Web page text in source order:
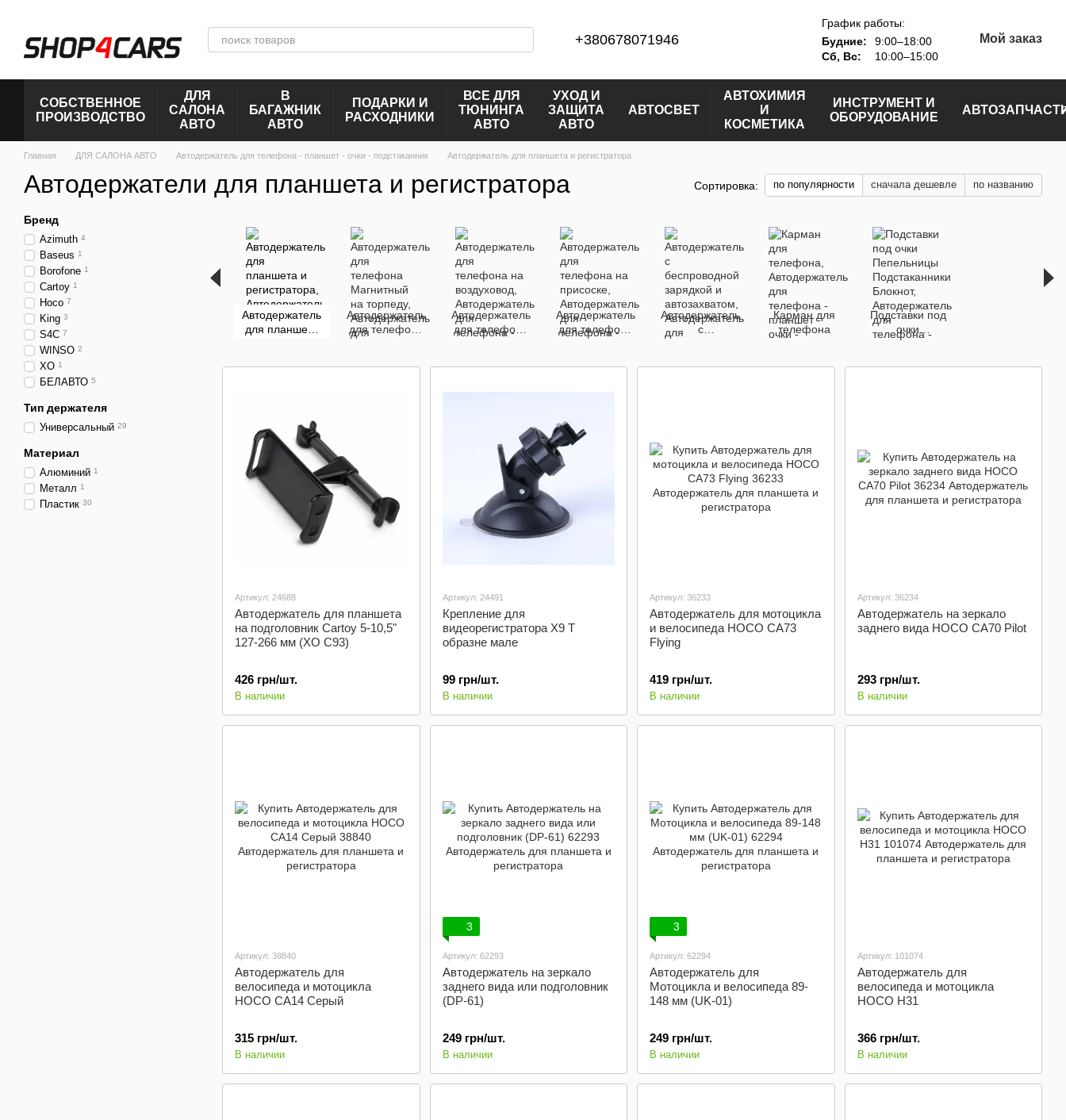
+380678071946
График работы:
Будние:
9:00–18:00
Сб, Вс:
10:00–15:00
Мой заказ
СОБСТВЕННОЕ
ПРОИЗВОДСТВО
ДЛЯ
САЛОНА
АВТО
В
БАГАЖНИК
АВТО
ПОДАРКИ И
РАСХОДНИКИ
ВСЕ ДЛЯ
ТЮНИНГА
АВТО
УХОД И
ЗАЩИТА
АВТО
АВТОСВЕТ
АВТОХИМИЯ
И
КОСМЕТИКА
ИНСТРУМЕНТ И
ОБОРУДОВАНИЕ
Главная ДЛЯ САЛОНА АВТО Автодержатель для телефона - планшет - очки - подстаканник Автодержатель для планшета и регистратора
Автодержатели для планшета и регистратора Сортировка: по популярности сначала дешевле по названию
Автодержатель
для планшета
Автодержатель
для телефона
Автодержатель
для телефона
Автодержатель
для телефона
Автодержатель
с
Карман для
телефона
Подставки под
очки
Пепельницы
Артикул: 24688
Автодержатель для планшета
на подголовник Cartoy 5-10,5"
127-266 мм (XO C93)
426 грн/шт.
В наличии
Артикул: 24491
Крепление для
видеорегистратора X9 Т
образне мале
99 грн/шт.
В наличии
Артикул: 36233
Автодержатель для мотоцикла
и велосипеда HOCO CA73
Flying
419 грн/шт.
В наличии
Артикул: 36234
Автодержатель на зеркало
заднего вида HOCO CA70 Pilot
293 грн/шт.
В наличии
Артикул: 38840
Автодержатель для
велосипеда и мотоцикла
HOCO CA14 Серый
315 грн/шт.
В наличии
3
Артикул: 62293
Автодержатель на зеркало
заднего вида или подголовник
(DP-61)
249 грн/шт.
В наличии
3
Артикул: 62294
Автодержатель для
Мотоцикла и велосипеда 89-
148 мм (UK-01)
249 грн/шт.
В наличии
Артикул: 101074
Автодержатель для
велосипеда и мотоцикла
HOCO H31
366 грн/шт.
В наличии
Бренд
Azimuth 4
Baseus 1
Borofone 1
Cartoy 1
Hoco 7
King 3
S4C 7
WINSO 2
XO 1
БЕЛАВТО 5
Тип держателя
Универсальный 29
Материал
Алюминий 1
Металл 1
Пластик 30